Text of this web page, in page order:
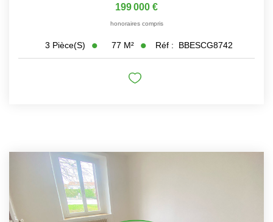
199 000 €
honoraires compris
3 Pièce(s) 77 M² Réf : BBESCG8742